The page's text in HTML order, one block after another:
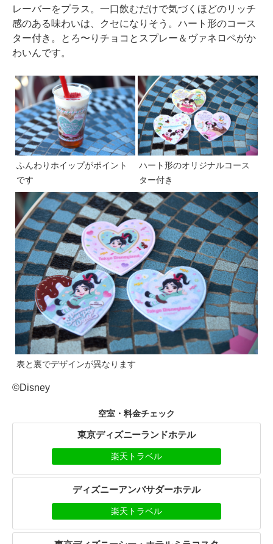
レーバーをプラス。一口飲むだけで気づくほどのリッチ
感のある味わいは、クセになりそう。ハート形のコース
ター付き。とろ〜りチョコとスプレー＆ヴァネロペがか
わいんです。
ふんわりホイップがポイント
です
ハート形のオリジナルコース
ター付き
表と裏でデザインが異なります
©Disney
空室・料金チェック
東京ディズニーランドホテル
楽天トラベル
ディズニーアンバサダーホテル
楽天トラベル